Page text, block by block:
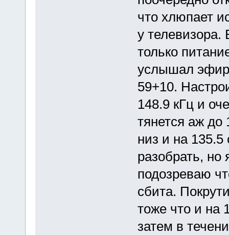
что хлюпает
у
только
услышал
59+10.
148.9 кГц и
тянется аж до
низ и на
разобрать, но
подозреваю
сбита.
тоже что и на
затем в